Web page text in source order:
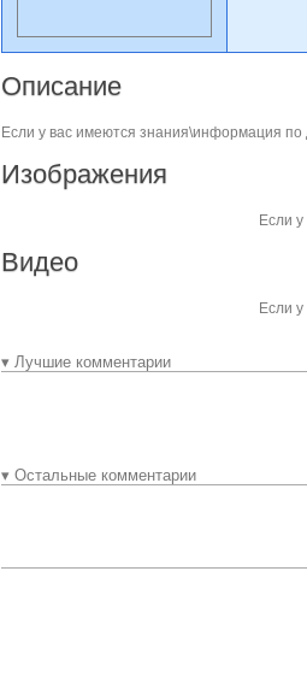
Описание
Если у вас имеются знания\информация по
Изображения
Если
Видео
Если
▾ Лучшие комментарии
▾ Остальные комментарии